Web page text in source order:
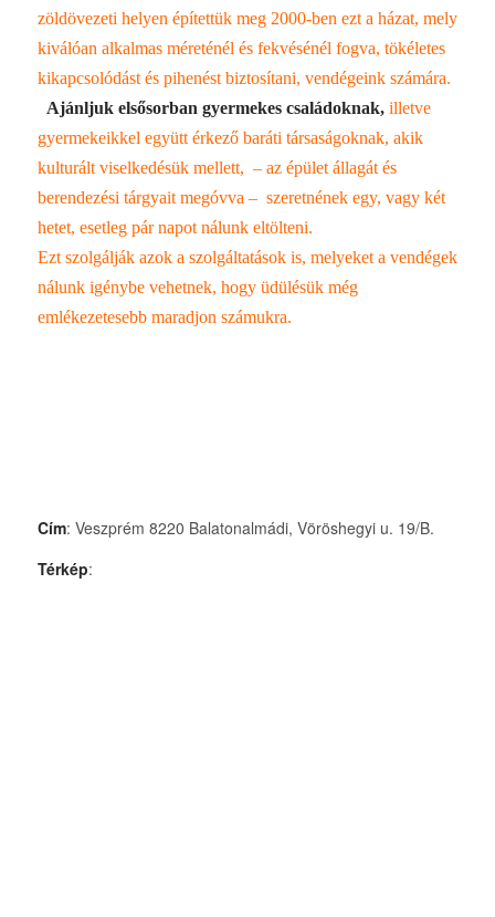
zöldövezeti helyen építettük meg 2000-ben ezt a házat, mely
kiválóan alkalmas méreténél és fekvésénél fogva, tökéletes
kikapcsolódást és pihenést biztosítani, vendégeink számára.
Ajánljuk elsősorban gyermekes családoknak,illetve
gyermekeikkel együtt érkező baráti társaságoknak, akik
kulturált viselkedésük mellett, – az épület állagát és
berendezési tárgyait megóvva – szeretnének egy, vagy két
hetet, esetleg pár napot nálunk eltölteni.
Ezt szolgálják azok a szolgáltatások is, melyeket a vendégek
nálunk igénybe vehetnek, hogy üdülésük még
emlékezetesebb maradjon számukra.
Cím: Veszprém 8220 Balatonalmádi, Vöröshegyi u. 19/B.
Térkép: